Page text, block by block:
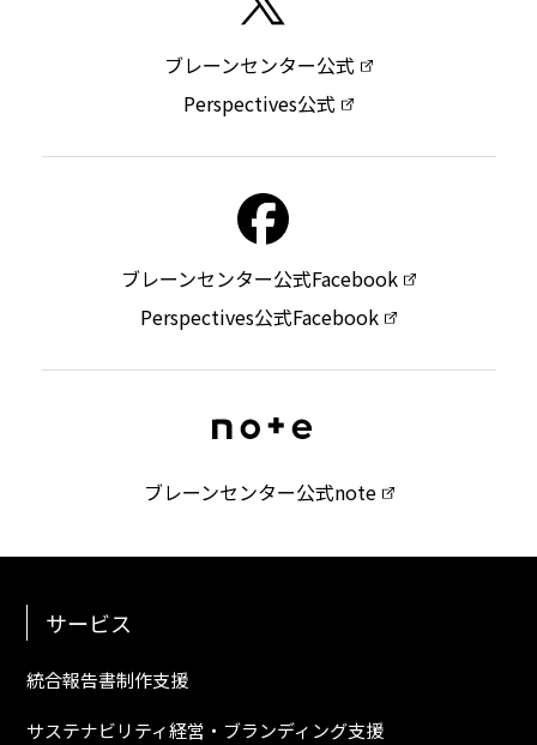
ブレーンセンター公式
Perspectives公式
ブレーンセンター公式Facebook
Perspectives公式Facebook
ブレーンセンター公式note
サービス
統合報告書制作支援
サステナビリティ経営・ブランディング支援